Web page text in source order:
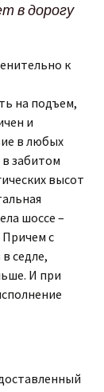
в дорогу
к
на подъем,
и
в любых
в забитом
высот
шоссе –
Причем с
седле,
И при